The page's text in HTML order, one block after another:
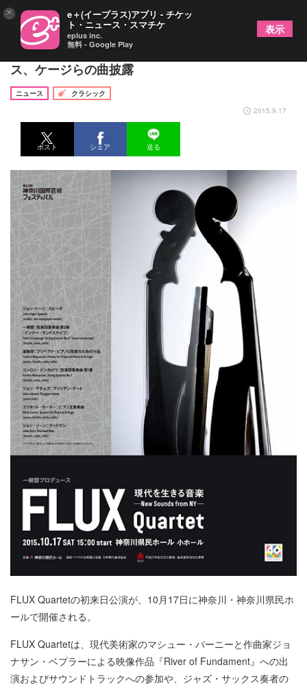
一柳慧がFLUX Quartetの初来日公演プロデュー
ス、ケージらの曲披露
ニュース
クラシック
2015.9.17
ポスト シェア 送る
FLUX Quartetの初来日公演が、10月17日に神奈川・神奈川県民ホ
ールで開催される。
FLUX Quartetは、現代美術家のマシュー・バーニーと作曲家ジョ
ナサン・ベプラーによる映像作品『River of Fundament』への出
演およびサウンドトラックへの参加や、ジャズ・サックス奏者の
× e＋(イープラス)アプリ - チケッ
ト・ニュース・スマチケ
eplus inc.
無料 - Google Play
表示